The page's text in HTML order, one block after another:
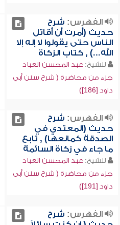
الفهرس: شرح
حديث (أمرت أن أقاتل
الناس حتى يقولوا لا إله إلا
الله...) , كتاب الزكاة
للشيخ: عبد المحسن العباد
جزء من محاضرة ( شرح سنن أبي
داود [186])
الفهرس: شرح
حديث (المعتدي في
الصدقة كمانعها) , تابع
ما جاء في زكاة السائمة
للشيخ: عبد المحسن العباد
جزء من محاضرة ( شرح سنن أبي
داود [191])
الفهرس: شرح